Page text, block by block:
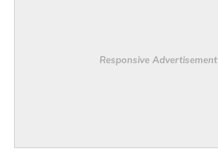
Responsive Advertisement